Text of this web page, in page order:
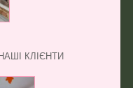
КЛІЄНТИ